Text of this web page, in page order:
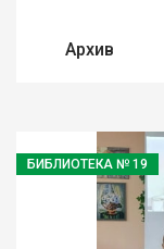
Архив
БИБЛИОТЕКА № 19